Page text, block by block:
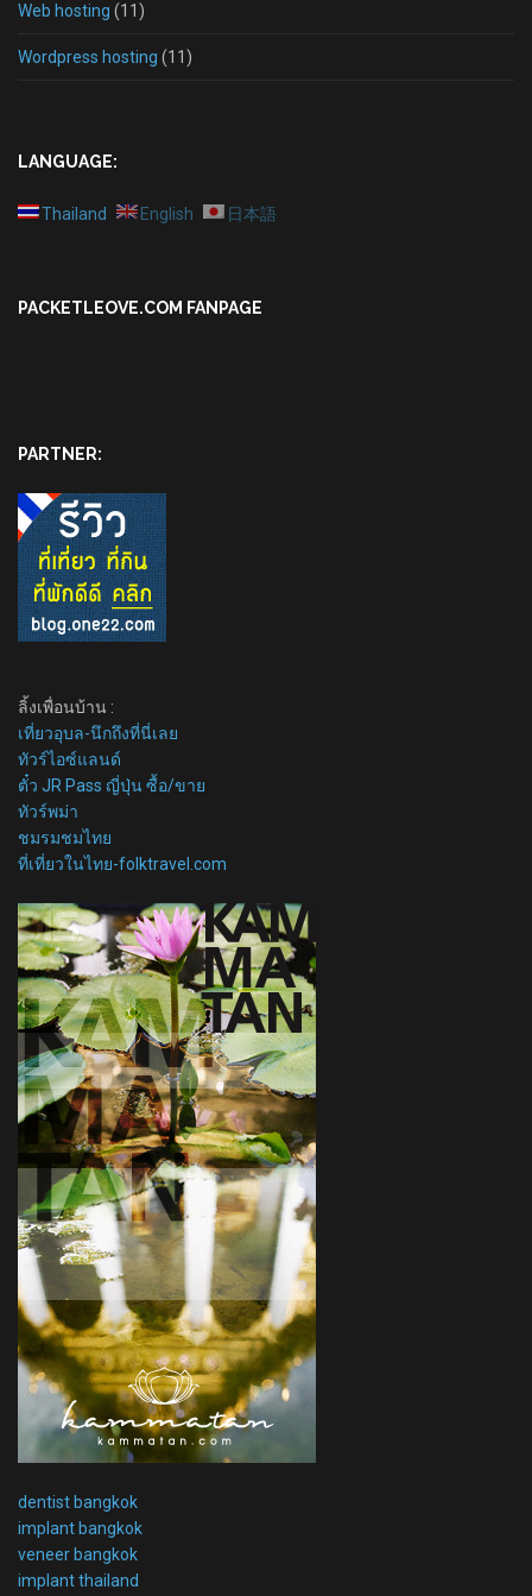
Web hosting (11)
Wordpress hosting (11)
LANGUAGE:
Thailand English 日本語
PACKETLEOVE.COM FANPAGE
PARTNER:
ลิ้งเพื่อนบ้าน :
เที่ยวอุบล-นึกถึงที่นี่เลย
ทัวร์ไอซ์แลนด์
ตั๋ว JR Pass ญี่ปุ่น ซื้อ/ขาย
ทัวร์พม่า
ชมรมชมไทย
ที่เที่ยวในไทย-folktravel.com
dentist bangkok
implant bangkok
veneer bangkok
implant thailand